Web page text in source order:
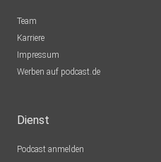
Team
Karriere
Impressum
Werben auf podcast.de
Dienst
Podcast anmelden